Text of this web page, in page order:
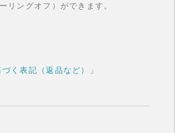
リングオフ）ができます。
く表記（返品など）
」